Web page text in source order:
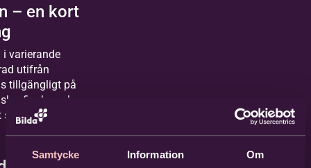
Samtycke Information Om
– en kort
varierande
utifrån
tillgängligt på
finska och
ljudfil.